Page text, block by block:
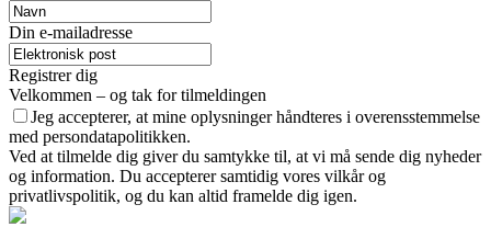
Din e-mailadresse
Registrer dig
Velkommen – og tak for tilmeldingen
Jeg accepterer, at mine oplysninger håndteres i overensstemmelse
med persondatapolitikken.
Ved at tilmelde dig giver du samtykke til, at vi må sende dig nyheder
og information. Du accepterer samtidig vores vilkår og
privatlivspolitik, og du kan altid framelde dig igen.